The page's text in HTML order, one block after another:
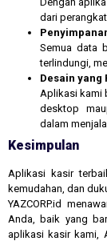
dari
Semua data
terlindungi,
Desain yang
Aplikasi kami
desktop
dalam
Kesimpulan
Aplikasi kasir
kemudahan, dan
YAZCORP.id
Anda, baik yang
aplikasi kasir kami,